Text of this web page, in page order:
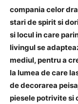
compania celor
stari de spirit si
si locul in care
livingul se
mediul, pentru a
la lumea de care
de decorarea
piesele potrivite si